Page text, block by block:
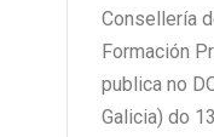
Consellería
Formación
publica no
Galicia) do